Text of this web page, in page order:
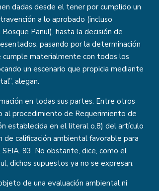
dadas desde el tener por cumplido un
a lo aprobado (incluso
Panul), hasta la decisión de
pasando por la determinación
cumple materialmente con todos los
un escenario que propicia mediante
alegan.
en todas sus partes. Entre otros
al procedimiento de Requerimiento de
establecida en el literal o.8) del artículo
de calificación ambiental favorable para
93. No obstante, dice, como el
dichos supuestos ya no se expresan.
de una evaluación ambiental ni